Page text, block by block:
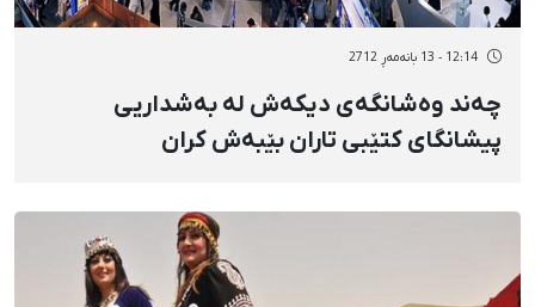
12:14 - 13 بانەمەڕ 2712
چەند وەشانگەی دیكەش لە بەشداریی
پیشانگای كتێبی تاران بێبەش كران